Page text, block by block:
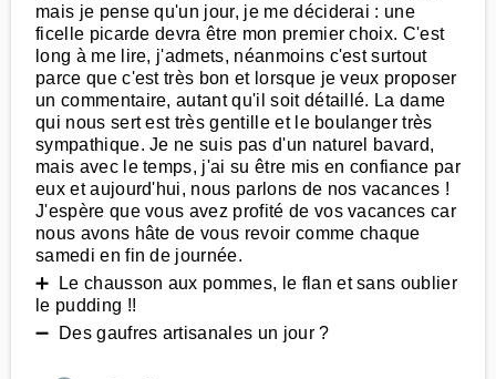
mais je pense qu'un jour, je me déciderai : une
ficelle picarde devra être mon premier choix. C'est
long à me lire, j'admets, néanmoins c'est surtout
parce que c'est très bon et lorsque je veux proposer
un commentaire, autant qu'il soit détaillé. La dame
qui nous sert est très gentille et le boulanger très
sympathique. Je ne suis pas d'un naturel bavard,
mais avec le temps, j'ai su être mis en confiance par
eux et aujourd'hui, nous parlons de nos vacances !
J'espère que vous avez profité de vos vacances car
nous avons hâte de vous revoir comme chaque
samedi en fin de journée.
➕ Le chausson aux pommes, le flan et sans oublier
le pudding !!
➖ Des gaufres artisanales un jour ?